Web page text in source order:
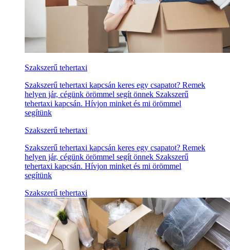
Szakszerű tehertaxi
Szakszerű tehertaxi kapcsán keres egy csapatot? Remek
helyen jár, cégünk örömmel segít önnek Szakszerű
tehertaxi kapcsán. Hívjon minket és mi örömmel
segítünk
Szakszerű tehertaxi
Szakszerű tehertaxi kapcsán keres egy csapatot? Remek
helyen jár, cégünk örömmel segít önnek Szakszerű
tehertaxi kapcsán. Hívjon minket és mi örömmel
segítünk
Szakszerű tehertaxi